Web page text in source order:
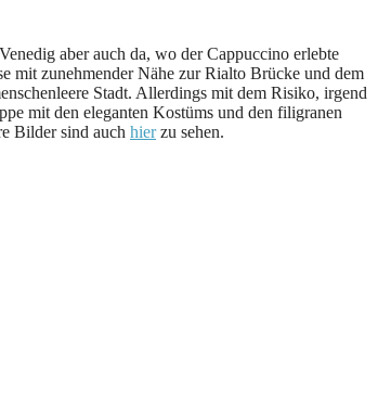
aber auch da, wo der Cappuccino erlebte
mit zunehmender Nähe zur Rialto Brücke und dem
Stadt. Allerdings mit dem Risiko, irgend
mit den eleganten Kostüms und den filigranen
Bilder sind auch hierzu sehen.